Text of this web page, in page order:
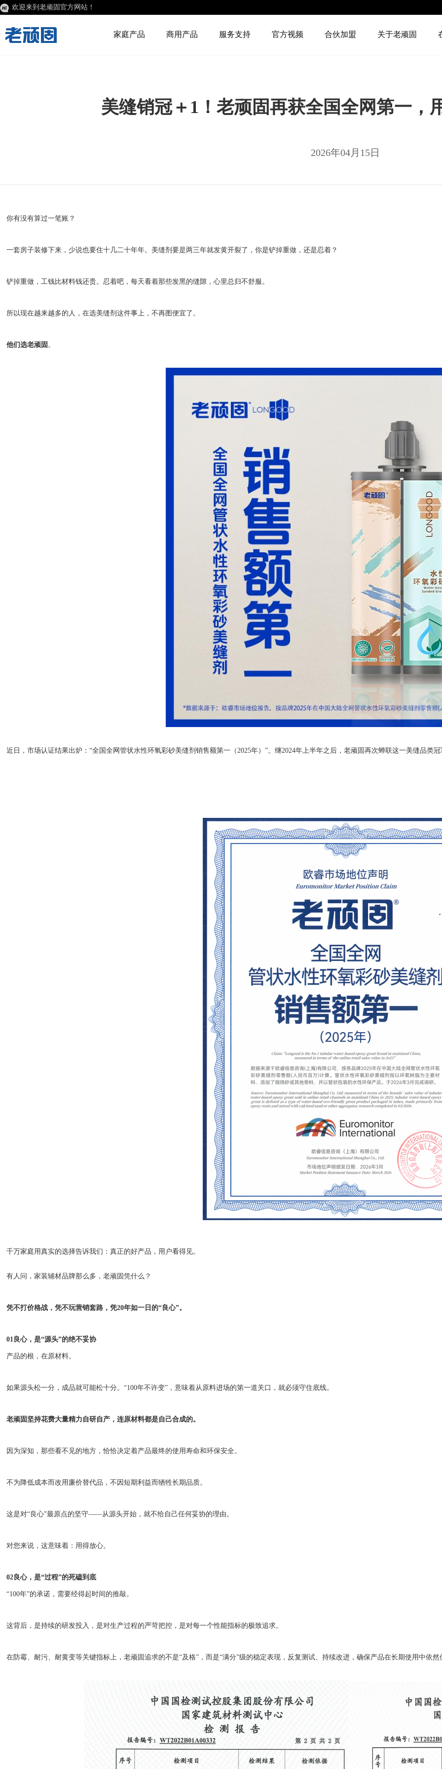
欢迎来到老顽固官方网站！
家庭产品 商用产品 服务支持 官方视频 合伙加盟 关于老顽固
美缝销冠＋1！老顽固再获全国全网第一，
2026年04月15日
你有没有算过一笔账？
一套房子装修下来，少说也要住十几二十年年。美缝剂要是两三年就发黄开裂了，你是铲掉重做，还是忍着？
铲掉重做，工钱比材料钱还贵。忍着吧，每天看着那些发黑的缝隙，心里总归不舒服。
所以现在越来越多的人，在选美缝剂这件事上，不再图便宜了。
他们选老顽固 。
近日，市场认证结果出炉： “全国全网管状水性环氧彩砂美缝剂销售额第一（2025年）”。继2024年上半年之后，老顽固再次蝉联这一美缝品类冠
千万家庭用真实的选择告诉我们：真正的好产品，用户看得见。
有人问，家装辅材品牌那么多，老顽固凭什么？
凭不打价格战，凭不玩营销套路，凭20年如一日的“良心”。
01 良心，是“源头”的绝不妥协
产品的根，在原材料。
如果源头松一分，成品就可能松十分。 “100年不许变”，意味着从原料进场的第一道关口，就必须守住底线。
老顽固坚持花费大量精力自研自产，连原材料都是自己合成的。
因为深知，那些看不见的地方，恰恰决定着产品最终的使用寿命和环保安全。
不为降低成本而改用廉价替代品，不因短期利益而牺牲长期品质。
这是对“良心”最原点的坚守——从源头开始，就不给自己任何妥协的理由。
对您来说，这意味着： 用得放心。
02 良心，是“过程”的死磕到底
“100年”的承诺，需要经得起时间的推敲。
这背后，是持续的研发投入，是对生产过程的严苛把控，是对每一个性能指标的极致追求。
在防霉、耐污、耐黄变等关键指标上，老顽固追求的不是“及格”，而是“满分”级的稳定表现 ， 反复测试、持续改进，确保产品在长期使用中依然